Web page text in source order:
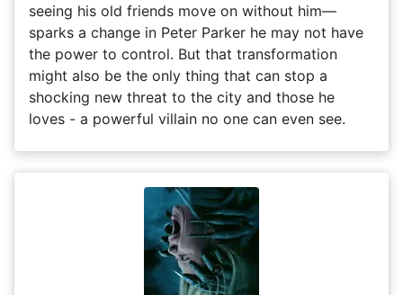
seeing his old friends move on without him—
sparks a change in Peter Parker he may not have
the power to control. But that transformation
might also be the only thing that can stop a
shocking new threat to the city and those he
loves - a powerful villain no one can even see.